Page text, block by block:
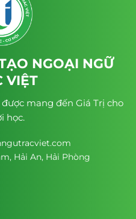
NGOẠI NGỮ
VIỆT
mang đến Giá Trị cho
học.
Hải An, Hải Phòng